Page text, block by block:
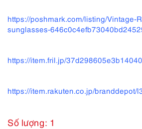
https://poshmark.com/listing/Vintage-
sunglasses-
https://item.fril.jp/
https://item.rakuten.co.jp/branddepot/
Số lượng: 1